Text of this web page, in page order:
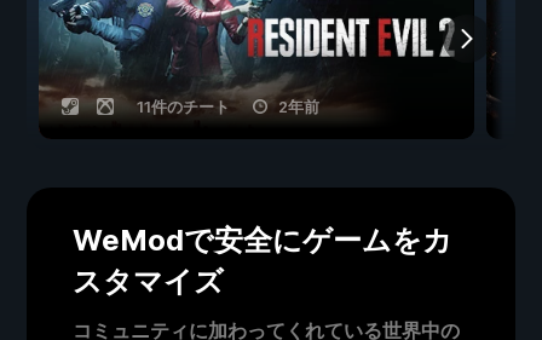
11件のチート 2年前
WeModで安全にゲームをカ
スタマイズ
コミュニティに加わってくれている世界中の